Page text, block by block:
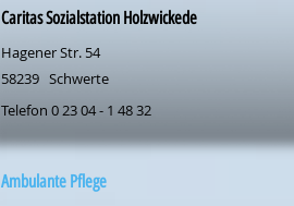
Caritas Sozialstation Holzwickede
Hagener Str. 54
58239 Schwerte
Telefon 0 23 04 - 1 48 32
Ambulante Pflege